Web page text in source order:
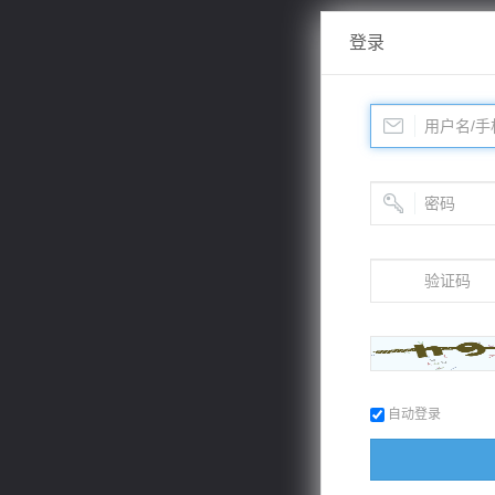
登录
自动登录